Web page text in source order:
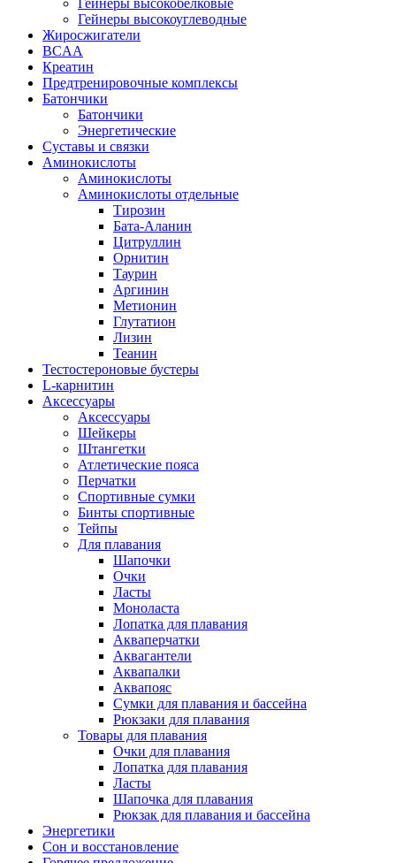
Гейнеры высокобелковые
Гейнеры высокоуглеводные
Жиросжигатели
BCAA
Креатин
Предтренировочные комплексы
Батончики
Батончики
Энергетические
Суставы и связки
Аминокислоты
Аминокислоты
Аминокислоты отдельные
Тирозин
Бата-Аланин
Цитруллин
Орнитин
Таурин
Аргинин
Метионин
Глутатион
Лизин
Теанин
Тестостероновые бустеры
L-карнитин
Аксессуары
Аксессуары
Шейкеры
Штангетки
Атлетические пояса
Перчатки
Спортивные сумки
Бинты спортивные
Тейпы
Для плавания
Шапочки
Очки
Ласты
Моноласта
Лопатка для плавания
Акваперчатки
Аквагантели
Аквапалки
Аквапояс
Сумки для плавания и бассейна
Рюкзаки для плавания
Товары для плавания
Очки для плавания
Лопатка для плавания
Ласты
Шапочка для плавания
Рюкзак для плавания и бассейна
Энергетики
Сон и восстановление